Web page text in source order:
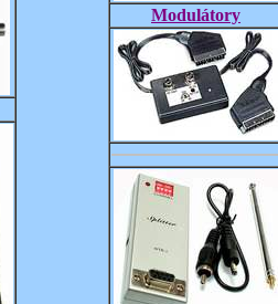
Modulátory